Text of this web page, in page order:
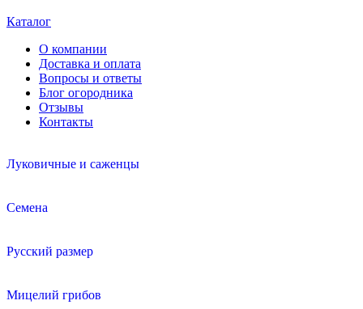
Каталог
О компании
Доставка и оплата
Вопросы и ответы
Блог огородника
Отзывы
Контакты
Луковичные и саженцы
Семена
Русский размер
Мицелий грибов